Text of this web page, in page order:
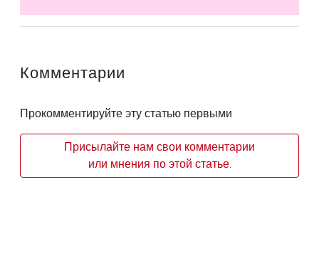
Комментарии
Прокомментируйте эту статью первыми
Присылайте нам свои комментарии
или мнения по этой статье.